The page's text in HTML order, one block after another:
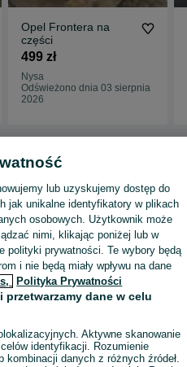
Opel Frontera na
części
499 zł
Nysa
Odświeżono dnia 03 sierpnia
2026
samochodowe
Samochody na części
Samochody na części - Libiąż
Wyświetlenia:
Wyślij wiadomość
lub uzyskujemy dostęp do
jak unikalne identyfikatory w plikach
osobowych. Użytkownik może
nimi, klikając poniżej lub w
polityki prywatności. Te wybory będą
i nie będą miały wpływu na dane
Polityka Prywatności
przetwarzamy dane w celu
Aktywne skanowanie
identyfikacji. Rozumienie
danych z różnych źródeł.